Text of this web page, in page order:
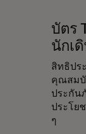
บัตร
นักเ
สิทธิปร
คุณสมบั
ประกัน
ประโย
ๆ